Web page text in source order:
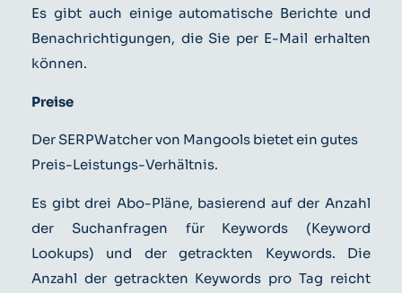
Es gibt auch einige automatische Berichte und
Benachrichtigungen, die Sie per E-Mail erhalten
können.
Preise
Der SERPWatcher von Mangools bietet ein gutes
Preis-Leistungs-Verhältnis.
Es gibt drei Abo-Pläne, basierend auf der Anzahl
der Suchanfragen für Keywords (Keyword
Lookups) und der getrackten Keywords. Die
Anzahl der getrackten Keywords pro Tag reicht